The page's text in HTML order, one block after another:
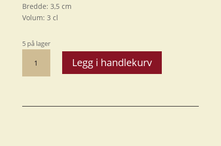
Bredde: 3,5 cm
Volum: 3 cl
5 på lager
"Silver
Deer"
Legg i handlekurv